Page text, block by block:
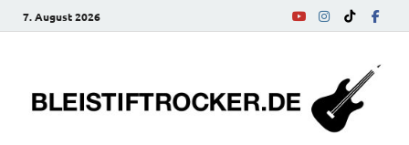
7. August 2026